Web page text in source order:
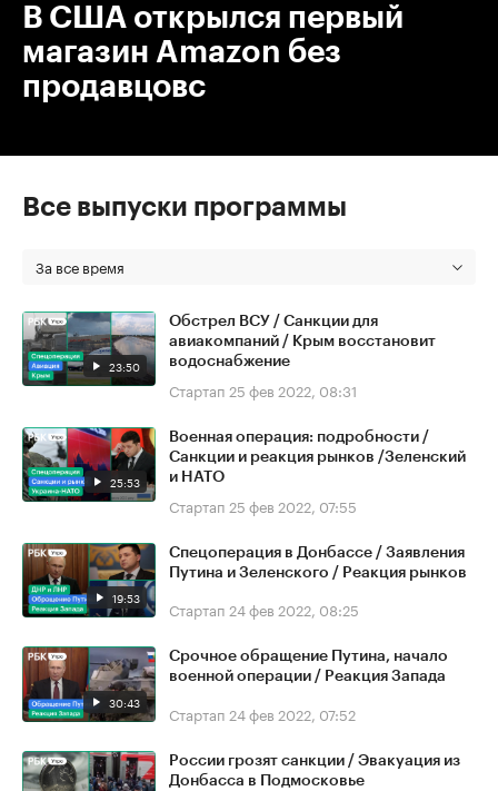
В США открылся первый
магазин Amazon без
продавцовс
Все выпуски программы
За все время
23:50
Обстрел ВСУ / Санкции для
авиакомпаний / Крым восстановит
водоснабжение
Стартап 25 фев 2022, 08:31
25:53
Военная операция: подробности /
Санкции и реакция рынков /Зеленский
и НАТО
Стартап 25 фев 2022, 07:55
19:53
Спецоперация в Донбассе / Заявления
Путина и Зеленского / Реакция рынков
Стартап 24 фев 2022, 08:25
30:43
Срочное обращение Путина, начало
военной операции / Реакция Запада
Стартап 24 фев 2022, 07:52
России грозят санкции / Эвакуация из
Донбасса в Подмосковье